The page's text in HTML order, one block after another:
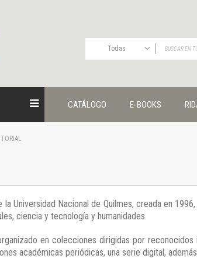
Todas
Publicaciones
Editorial
Cuadernos universitarios
Derechos humanos
Ediciones especiales
Géneros
CATÁLOGO E-BOOKS
la Universidad Nacional de Quilmes, creada en
ciencia y tecnología y humanidades.
en colecciones dirigidas por
académicas periódicas, una serie digital,